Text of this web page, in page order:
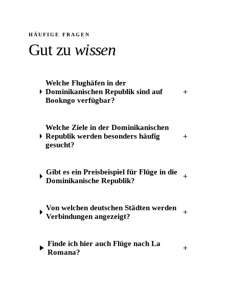
HÄUFIGE FRAGEN
Gut zu wissen
Welche Flughäfen in der
Dominikanischen Republik sind auf
Bookngo verfügbar?
＋
Welche Ziele in der Dominikanischen
Republik werden besonders häufig
gesucht?
＋
Gibt es ein Preisbeispiel für Flüge in die
Dominikanische Republik?
＋
Von welchen deutschen Städten werden
Verbindungen angezeigt?
＋
Finde ich hier auch Flüge nach La
Romana?
＋